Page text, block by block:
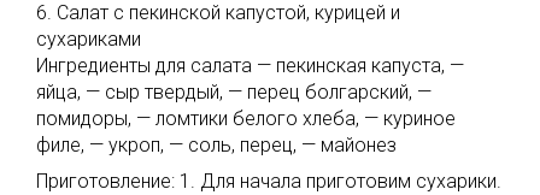
6. Салат с пекинской капустой, курицей и
сухариками
Ингредиенты для салата — пекинская капуста, —
яйца, — сыр твердый, — перец болгарский, —
помидоры, — ломтики белого хлеба, — куриное
филе, — укроп, — соль, перец, — майонез
Приготовление: 1. Для начала приготовим сухарики.